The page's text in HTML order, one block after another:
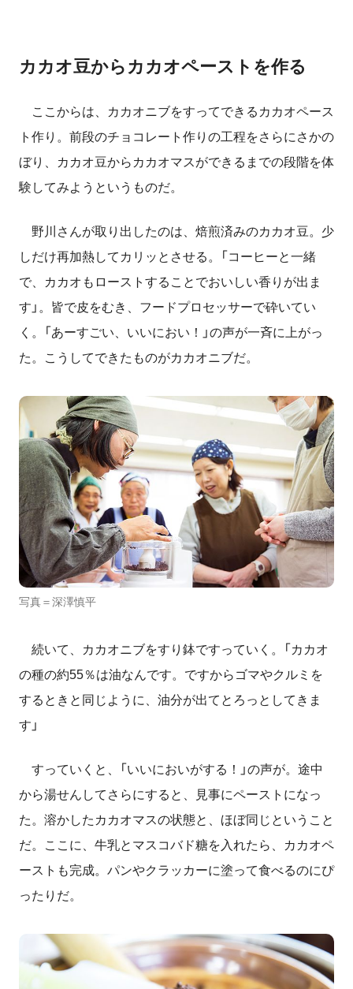
カカオ豆からカカオペーストを作る
ここからは、カカオニブをすってできるカカオペース
ト作り。前段のチョコレート作りの工程をさらにさかの
ぼり、カカオ豆からカカオマスができるまでの段階を体
験してみようというものだ。
野川さんが取り出したのは、焙煎済みのカカオ豆。少
しだけ再加熱してカリッとさせる。「コーヒーと一緒
で、カカオもローストすることでおいしい香りが出ま
す」。皆で皮をむき、フードプロセッサーで砕いてい
く。「あーすごい、いいにおい！」の声が一斉に上がっ
た。こうしてできたものがカカオニブだ。
写真＝深澤慎平
続いて、カカオニブをすり鉢ですっていく。「カカオ
の種の約55％は油なんです。ですからゴマやクルミを
するときと同じように、油分が出てとろっとしてきま
す」
すっていくと、「いいにおいがする！」の声が。途中
から湯せんしてさらにすると、見事にペーストになっ
た。溶かしたカカオマスの状態と、ほぼ同じということ
だ。ここに、牛乳とマスコバド糖を入れたら、カカオペ
ーストも完成。パンやクラッカーに塗って食べるのにぴ
ったりだ。